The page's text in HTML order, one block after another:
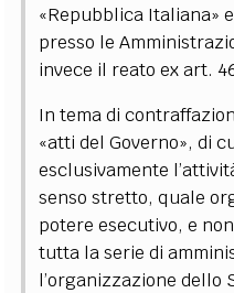
«Repubblica Italiana»
presso le
invece il reato ex art.
In tema di
«atti del Governo», di
esclusivamente
senso stretto, quale
potere esecutivo, e
tutta la serie di
l’organizzazione dello